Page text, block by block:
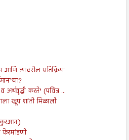
त्यावरील प्रतिक्रिया
करते’ (पवित्र ...
खूप शांती मिळाली
कुरआन)
फेरमांडणी